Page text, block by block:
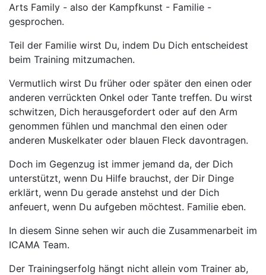
Arts Family - also der Kampfkunst - Familie -
gesprochen.
Teil der Familie wirst Du, indem Du Dich entscheidest
beim Training mitzumachen.
Vermutlich wirst Du früher oder später den einen oder
anderen verrückten Onkel oder Tante treffen. Du wirst
schwitzen, Dich herausgefordert oder auf den Arm
genommen fühlen und manchmal den einen oder
anderen Muskelkater oder blauen Fleck davontragen.
Doch im Gegenzug ist immer jemand da, der Dich
unterstützt, wenn Du Hilfe brauchst, der Dir Dinge
erklärt, wenn Du gerade anstehst und der Dich
anfeuert, wenn Du aufgeben möchtest. Familie eben.
In diesem Sinne sehen wir auch die Zusammenarbeit im
ICAMA Team.
Der Trainingserfolg hängt nicht allein vom Trainer ab,